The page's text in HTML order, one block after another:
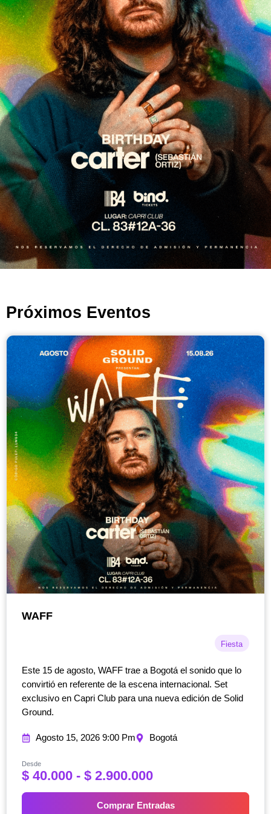
Próximos Eventos
WAFF
Fiesta
Este 15 de agosto, WAFF trae a Bogotá el sonido que lo
convirtió en referente de la escena internacional. Set
exclusivo en Capri Club para una nueva edición de Solid
Ground.
Agosto 15, 2026 9:00 Pm Bogotá
Desde
$40.000 - $2.900.000R
n
Comprar Entradas